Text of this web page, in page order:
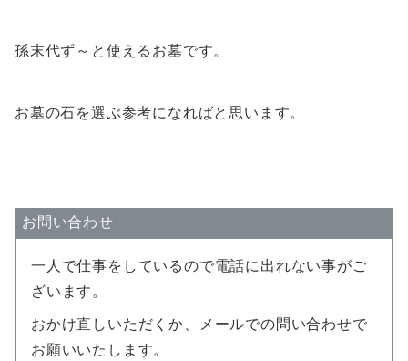
孫末代ず～と使えるお墓です。
お墓の石を選ぶ参考になればと思います。
お問い合わせ
一人で仕事をしているので電話に出れない事がご
ざいます。
おかけ直しいただくか、メールでの問い合わせで
お願いいたします。